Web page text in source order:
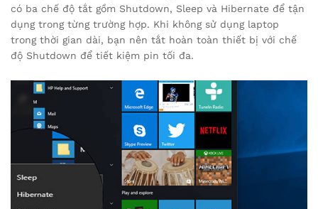
có ba chế độ tắt gồm Shutdown, Sleep và Hibernate để tận
dụng trong từng trường hợp. Khi không sử dụng laptop
trong thời gian dài, bạn nên tắt hoàn toàn thiết bị với chế
độ Shutdown để tiết kiệm pin tối đa.